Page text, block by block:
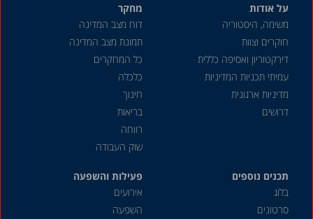
על אודות
משימה, היסטוריה
חוקרים וצוות
דירקטוריון ואסיפה כללית
עמיתי תכניות המדיניות
מדיניות ארגונית
דרושים
מחקר
דוח מצב המדינה
תמונת מצב המדינה
כל המחקרים
כלכלה
חינוך
בריאות
רווחה
שוק העבודה
תכנים נוספים
בלוג
סרטונים
פעילות והשפעה
אירועים
השפעה